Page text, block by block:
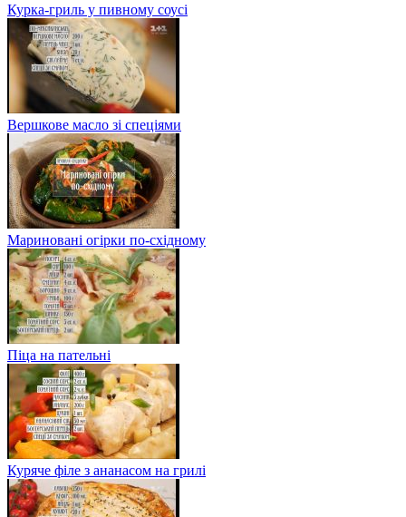
Курка-гриль у пивному соусі
Вершкове масло зі спеціями
Мариновані огірки по-східному
Піца на пательні
Куряче філе з ананасом на грилі